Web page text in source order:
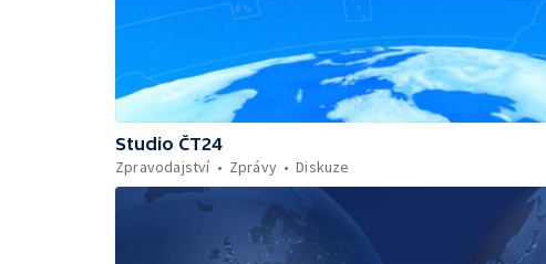
Studio ČT24
Zpravodajství
Zprávy Diskuze